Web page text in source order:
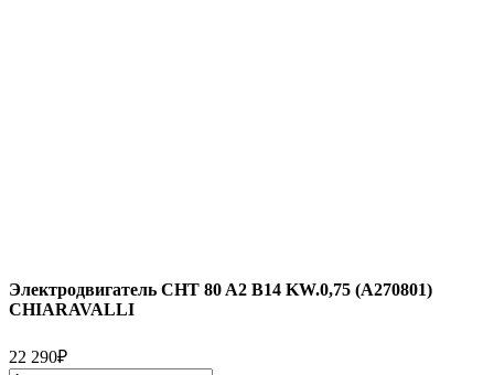
Электродвигатель CHT 80 A2 B14 KW.0,75 (A270801)
CHIARAVALLI
22 290₽